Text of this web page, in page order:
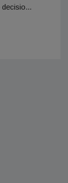
decisio...